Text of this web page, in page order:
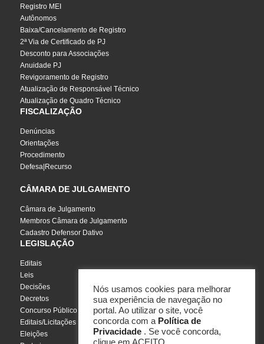
Registro MEI
Autônomos
Baixa/Cancelamento de Registro
2ª Via de Certificado de PJ
Desconto para Associações
Anuidade PJ
Revigoramento de Registro
Atualização de Responsável Técnico
Atualização de Quadro Técnico
FISCALIZAÇÃO
Denúncias
Orientações
Procedimento
Defesa|Recurso
CÂMARA DE JULGAMENTO
Câmara de Julgamento
Membros Câmara de Julgamento
Cadastro Defensor Dativo
LEGISLAÇÃO
Editais
Leis
Decisões
Decretos
Concurso Público
Editais/Licitações
Eleições
Nós usamos cookies para melhorar
sua experiência de navegação no
portal. Ao utilizar o site, você
concorda com a Política de
Privacidade . Se você concorda,